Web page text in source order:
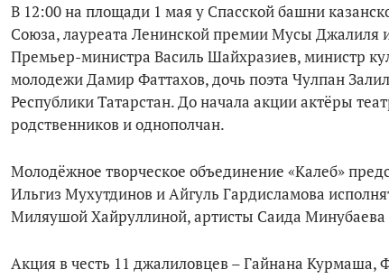
В 12:00 на площади 1 мая у Спасской башни
Союза, лауреата Ленинской премии Мусы Джалиля
Премьер-министра Василь Шайхразиев, министр
молодежи Дамир Фаттахов, дочь поэта Чулпан
Республики Татарстан. До начала акции актёры
родственников и однополчан.
Молодёжное творческое объединение «Калеб»
Ильгиз Мухутдинов и Айгуль Гардисламова
Миляушой Хайруллиной, артисты Саида Минубаева
Акция в честь 11 джалиловцев – Гайнана